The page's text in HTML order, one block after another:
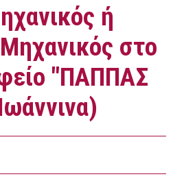
ή
στο
"ΠΑΠΠΑΣ